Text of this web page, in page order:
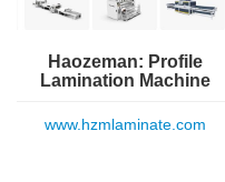
Haozeman: Profile
Lamination Machine
www.hzmlaminate.com